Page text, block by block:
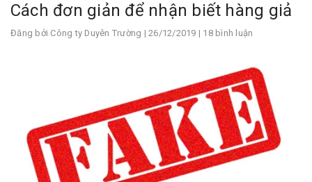
Cách đơn giản để nhận biết hàng giả
Đăng bởi Công ty Duyên Trường | 26/12/2019 | 18 bình luận